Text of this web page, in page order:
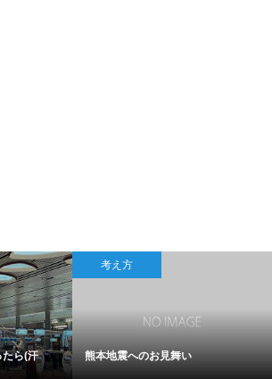
たら(汗
考え方
熊本地震へのお見舞い